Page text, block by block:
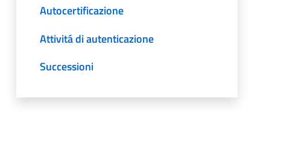
Autocertificazione
Attivitá di autenticazione
Successioni